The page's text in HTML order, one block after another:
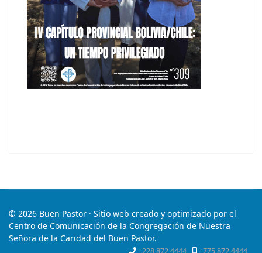
© 2026 Buen Pastor · Sitio web creado y optimizado por el
Centro de Comunicación de la Congregación de Nuestra
Señora de la Caridad del Buen Pastor.